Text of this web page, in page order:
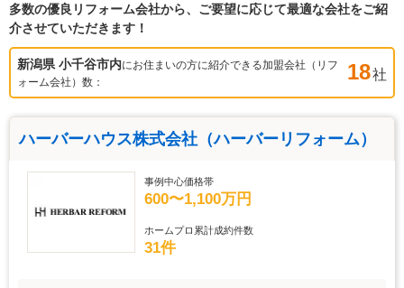
多数の優良リフォーム会社から、ご要望に応じて最適な会社をご紹
介させていただきます！
新潟県 小千谷市内にお住まいの方に紹介できる加盟会社（リフ
ォーム会社）数：
18社
ハーバーハウス株式会社（ハーバーリフォーム）
事例中心価格帯
600〜1,100万円
ホームプロ累計成約件数
31件